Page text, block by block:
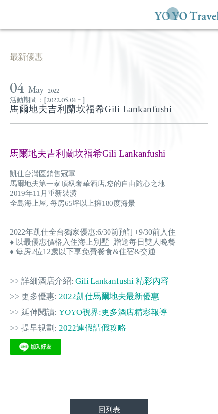
最新優惠
04 May 2022
活動期間：[2022.05.04 ~ ]
馬爾地夫吉利蘭坎福希Gili Lankanfushi
馬爾地夫吉利蘭坎福希Gili Lankanfushi
凱仕台灣區銷售冠軍
馬爾地夫第一家頂級奢華酒店,您的自由隨心之地
2019年11月重新裝潢
全島海上屋, 每房65坪以上擁180度海景
2022年凱仕全台獨家優惠:6/30前預訂+9/30前入住
♦ 以最優惠價格入住海上別墅+贈送每日雙人晚餐
♦ 每房2位12歲以下享免費餐食&住宿&交通
>> 詳細酒店介紹: Gili Lankanfushi 精彩內容
>> 更多優惠: 2022凱仕馬爾地夫最新優惠
>> 延伸閱讀: YOYO視界:更多酒店精彩報導
>> 提早規劃: 2022連假請假攻略
回列表